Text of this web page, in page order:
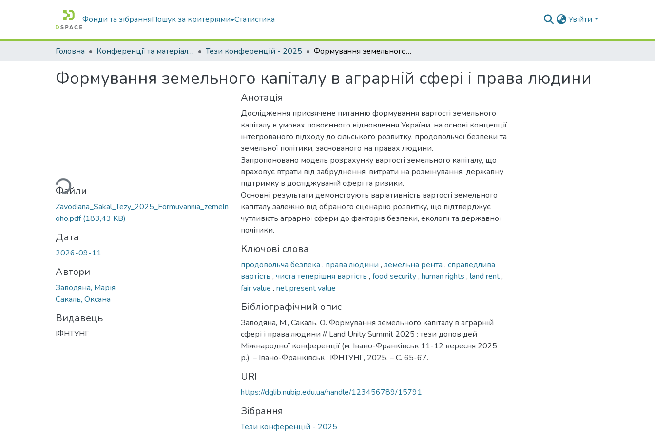
Фонди та зібранняПошук за критеріями Статистика Увійти
Головна Конференції та матеріали конференцій Тези конференцій - 2025 Формування земельного капіталу в аграрній сфері і права людини
Формування земельного капіталу в аграрній сфері і права людини
Вантажиться...
Файли
Zavodiana_Sakal_Tezy_2025_Formuvannia_zemeln
oho.pdf(183,43 KB)
Дата
2026-09-11
Автори
Заводяна, Марія
Сакаль, Оксана
Видавець
ІФНТУНГ
Анотація
Дослідження присвячене питанню формування вартості земельного
капіталу в умовах повоєнного відновлення України, на основі концепції
інтегрованого підходу до сільського розвитку, продовольчої безпеки та
земельної політики, заснованого на правах людини.
Запропоновано модель розрахунку вартості земельного капіталу, що
враховує втрати від забруднення, витрати на розмінування, державну
підтримку в досліджуваній сфері та ризики.
Основні результати демонструють варіативність вартості земельного
капіталу залежно від обраного сценарію розвитку, що підтверджує
чутливість аграрної сфери до факторів безпеки, екології та державної
політики.
Ключові слова
продовольча безпека , права людини , земельна рента , справедлива
вартість , чиста теперішня вартість , food security, human rights , land rent,
fair value , net present value
Бібліографічний опис
Заводяна, М., Сакаль, О. Формування земельного капіталу в аграрній
сфері і права людини // Land Unity Summit 2025 : тези доповідей
Міжнародної конференції (м. Івано-Франківськ 11-12 вересня 2025
р.). – Івано-Франківськ : ІФНТУНГ, 2025. – С. 65-67.
URI
https://dglib.nubip.edu.ua/handle/123456789/15791
Зібрання
Тези конференцій - 2025